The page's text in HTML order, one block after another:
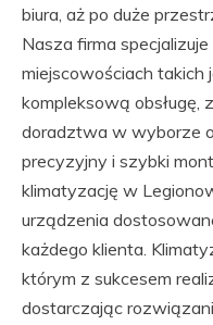
biura, aż po duże
Nasza firma
miejscowościach takich
kompleksową obsługę,
doradztwa w wyborze
precyzyjny i szybki
klimatyzację w
urządzenia
każdego klienta.
którym z sukcesem
dostarczając